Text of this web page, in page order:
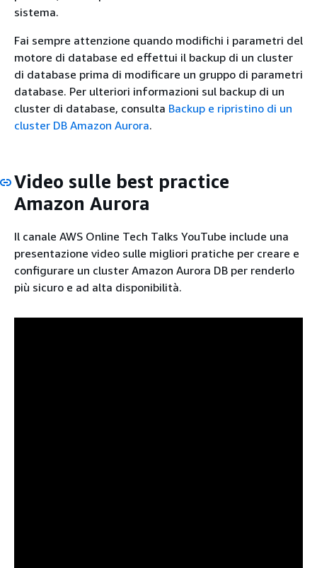
sistema.
Fai sempre attenzione quando modifichi i parametri del
motore di database ed effettui il backup di un cluster
di database prima di modificare un gruppo di parametri
database. Per ulteriori informazioni sul backup di un
cluster di database, consulta Backup e ripristino di un
cluster DB Amazon Aurora.
Video sulle best practice
Amazon Aurora
Il canale AWS Online Tech Talks YouTube include una
presentazione video sulle migliori pratiche per creare e
configurare un cluster Amazon Aurora DB per renderlo
più sicuro e ad alta disponibilità.